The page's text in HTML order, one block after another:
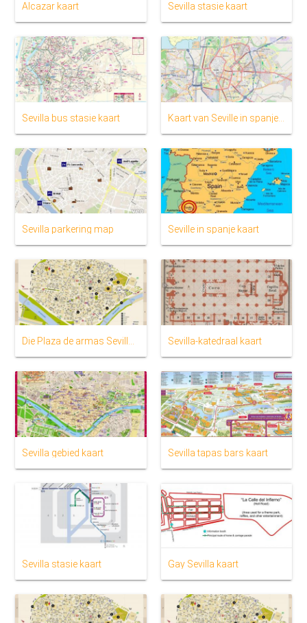
Alcazar kaart Sevilla stasie kaart
Sevilla bus stasie kaart Kaart van Seville in spanje wyk
Sevilla parkering map Seville in spanje kaart
Sevilla-katedraal kaart
Sevilla gebied kaart Sevilla tapas bars kaart
Sevilla stasie kaart Gay Sevilla kaart